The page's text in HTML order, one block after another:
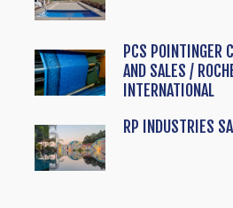
PCS POINTINGER
AND SALES /
INTERNATIONAL
RP INDUSTRIES